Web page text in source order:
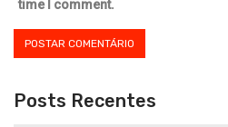
time I comment.
Posts Recentes